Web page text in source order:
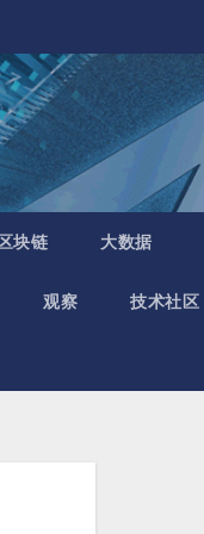
块链 大数据
观察 技术社区